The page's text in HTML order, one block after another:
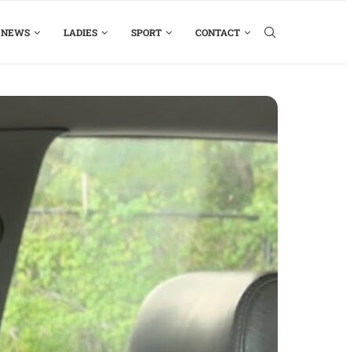
NEWS LADIES SPORT CONTACT